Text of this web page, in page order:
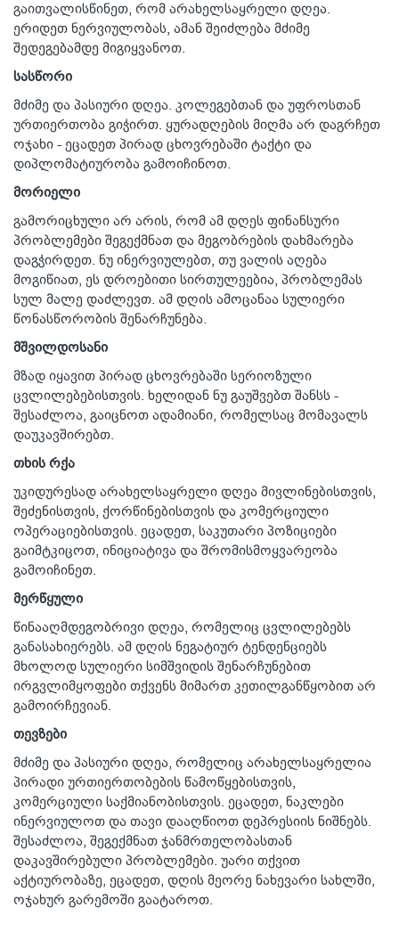
გაითვალისწინეთ, რომ არახელსაყრელი დღეა.
ერიდეთ ნერვიულობას, ამან შეიძლება მძიმე
შედეგებამდე მიგიყვანოთ.
სასწორი
მძიმე და პასიური დღეა. კოლეგებთან და უფროსთან
ურთიერთობა გიჭირთ. ყურადღების მიღმა არ დაგრჩეთ
ოჯახი - ეცადეთ პირად ცხოვრებაში ტაქტი და
დიპლომატიურობა გამოიჩინოთ.
მორიელი
გამორიცხული არ არის, რომ ამ დღეს ფინანსური
პრობლემები შეგექმნათ და მეგობრების დახმარება
დაგჭირდეთ. ნუ ინერვიულებთ, თუ ვალის აღება
მოგიწიათ, ეს დროებითი სირთულეებია, პრობლემას
სულ მალე დაძლევთ. ამ დღის ამოცანაა სულიერი
წონასწორობის შენარჩუნება.
მშვილდოსანი
მზად იყავით პირად ცხოვრებაში სერიოზული
ცვლილებებისთვის. ხელიდან ნუ გაუშვებთ შანსს -
შესაძლოა, გაიცნოთ ადამიანი, რომელსაც მომავალს
დაუკავშირებთ.
თხის რქა
უკიდურესად არახელსაყრელი დღეა მივლინებისთვის,
შეძენისთვის, ქორწინებისთვის და კომერციული
ოპერაციებისთვის. ეცადეთ, საკუთარი პოზიციები
გაიმტკიცოთ, ინიციატივა და შრომისმოყვარეობა
გამოიჩინეთ.
მერწყული
წინააღმდეგობრივი დღეა, რომელიც ცვლილებებს
განასახიერებს. ამ დღის ნეგატიურ ტენდენციებს
მხოლოდ სულიერი სიმშვიდის შენარჩუნებით
ირგვლიმყოფები თქვენს მიმართ კეთილგანწყობით არ
გამოირჩევიან.
თევზები
მძიმე და პასიური დღეა, რომელიც არახელსაყრელია
პირადი ურთიერთობების წამოწყებისთვის,
კომერციული საქმიანობისთვის. ეცადეთ, ნაკლები
ინერვიულოთ და თავი დააღწიოთ დეპრესიის ნიშნებს.
შესაძლოა, შეგექმნათ ჯანმრთელობასთან
დაკავშირებული პრობლემები. უარი თქვით
აქტიურობაზე, ეცადეთ, დღის მეორე ნახევარი სახლში,
ოჯახურ გარემოში გაატაროთ.